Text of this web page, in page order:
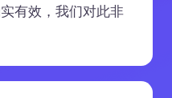
有效，我们对此非